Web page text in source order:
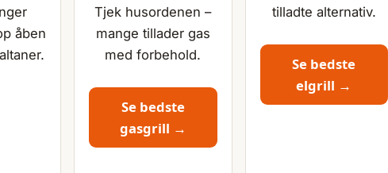
åben
Tjek husordenen –
mange tillader gas
med forbehold.
Se bedste
gasgrill →
tilladte alternativ.
Se bedste
elgrill →